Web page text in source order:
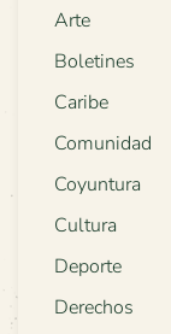
Arte
Boletines
Caribe
Comunidad
Coyuntura
Cultura
Deporte
Derechos